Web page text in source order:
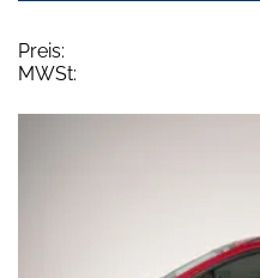
Preis:
MWSt: